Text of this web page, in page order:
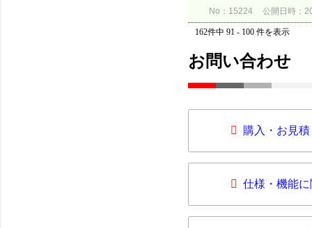
No：15224 公開日時：
162件中 91 - 100 件を表示
お問い合わせ
購入・お見
仕様・機能